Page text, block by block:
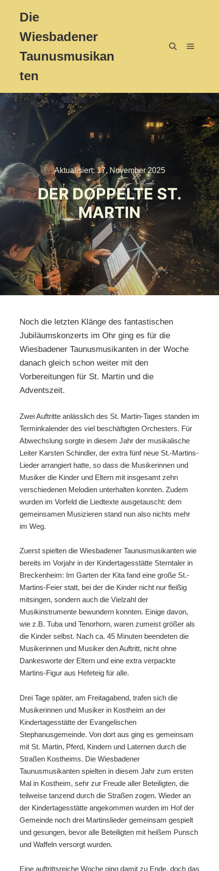
Die
Wiesbadener
Taunusmusikan
ten
Aktualisiert:17. November 2025
DER DOPPELTE ST.
MARTIN
Noch die letzten Klänge des fantastischen
Jubiläumskonzerts im Ohr ging es für die
Wiesbadener Taunusmusikanten in der Woche
danach gleich schon weiter mit den
Vorbereitungen für St. Martin und die
Adventszeit.
Zwei Auftritte anlässlich des St. Martin-Tages standen im
Terminkalender des viel beschäftigten Orchesters. Für
Abwechslung sorgte in diesem Jahr der musikalische
Leiter Karsten Schindler, der extra fünf neue St.-Martins-
Lieder arrangiert hatte, so dass die Musikerinnen und
Musiker die Kinder und Eltern mit insgesamt zehn
verschiedenen Melodien unterhalten konnten. Zudem
wurden im Vorfeld die Liedtexte ausgetauscht: dem
gemeinsamen Musizieren stand nun also nichts mehr
im Weg.
Zuerst spielten die Wiesbadener Taunusmusikanten wie
bereits im Vorjahr in der Kindertagesstätte Sterntaler in
Breckenheim: Im Garten der Kita fand eine große St.-
Martins-Feier statt, bei der die Kinder nicht nur fleißig
mitsingen, sondern auch die Vielzahl der
Musikinstrumente bewundern konnten. Einige davon,
wie z.B. Tuba und Tenorhorn, waren zumeist größer als
die Kinder selbst. Nach ca. 45 Minuten beendeten die
Musikerinnen und Musiker den Auftritt, nicht ohne
Dankesworte der Eltern und eine extra verpackte
Martins-Figur aus Hefeteig für alle.
Drei Tage später, am Freitagabend, trafen sich die
Musikerinnen und Musiker in Kostheim an der
Kindertagesstätte der Evangelischen
Stephanusgemeinde. Von dort aus ging es gemeinsam
mit St. Martin, Pferd, Kindern und Laternen durch die
Straßen Kostheims. Die Wiesbadener
Taunusmusikanten spielten in diesem Jahr zum ersten
Mal in Kostheim, sehr zur Freude aller Beteiligten, die
teilweise tanzend durch die Straßen zogen. Wieder an
der Kindertagesstätte angekommen wurden im Hof der
Gemeinde noch drei Martinslieder gemeinsam gespielt
und gesungen, bevor alle Beteiligten mit heißem Punsch
und Waffeln versorgt wurden.
Eine auftrittsreiche Woche ging damit zu Ende, doch das